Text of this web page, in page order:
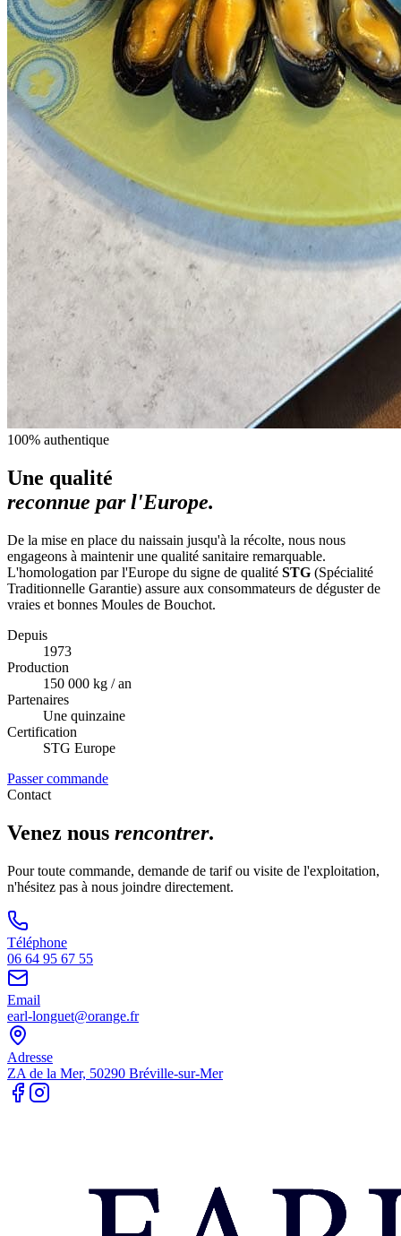
100% authentique
Une qualité
reconnue par l'Europe.
De la mise en place du naissain jusqu'à la récolte, nous nous
engageons à maintenir une qualité sanitaire remarquable.
L'homologation par l'Europe du signe de qualité STG (Spécialité
Traditionnelle Garantie) assure aux consommateurs de déguster de
vraies et bonnes Moules de Bouchot.
Depuis
1973
Production
150 000 kg / an
Partenaires
Une quinzaine
Certification
STG Europe
Passer commande
Contact
Venez nous rencontrer.
Pour toute commande, demande de tarif ou visite de l'exploitation,
n'hésitez pas à nous joindre directement.
Téléphone
06 64 95 67 55
Email
earl-longuet@orange.fr
Adresse
ZA de la Mer, 50290 Bréville-sur-Mer